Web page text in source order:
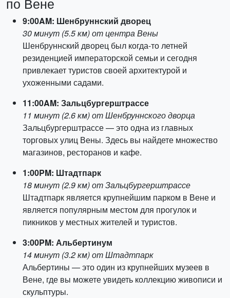
9:00AM: Шенбруннский дворец
30 минут (5.5 км) от центра Вены
Шенбруннский дворец был когда-то летней
резиденцией императорской семьи и сегодня
привлекает туристов своей архитектурой и
ухоженными садами.
11:00AM: Зальцбургерштрассе
11 минут (2.6 км) от Шенбруннского дворца
Зальцбургерштрассе — это одна из главных
торговых улиц Вены. Здесь вы найдете множество
магазинов, ресторанов и кафе.
1:00PM: Штадтпарк
18 минут (2.9 км) от Зальцбургерштрассе
Штадтпарк является крупнейшим парком в Вене и
является популярным местом для прогулок и
пикников у местных жителей и туристов.
3:00PM: Альбертинум
14 минут (3.2 км) от Штадтпарк
Альбертины — это один из крупнейших музеев в
Вене, где вы можете увидеть коллекцию живописи и
скульптуры.